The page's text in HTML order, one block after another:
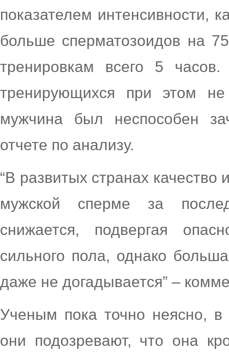
показателем интенсивности,
больше сперматозоидов на
тренировкам всего 5
тренирующихся при этом
мужчина был неспособен
отчете по анализу.
“В развитых странах качество
мужской сперме за
снижается, подвергая
сильного пола, однако
даже не догадывается” –
Ученым пока точно неясно,
они подозревают, что она